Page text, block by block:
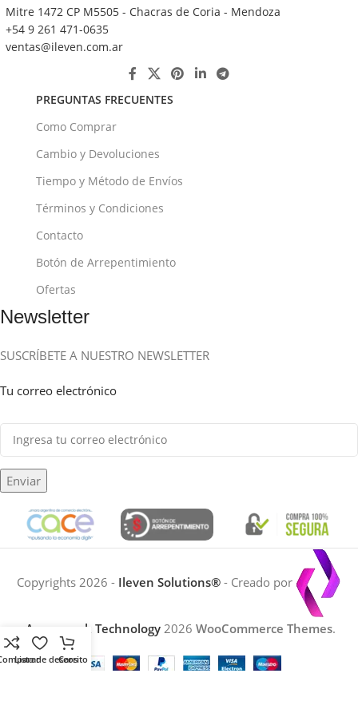
Mitre 1472 CP M5505 - Chacras de Coria - Mendoza
+54 9 261 471-0635
ventas@ileven.com.ar
PREGUNTAS FRECUENTES
Como Comprar
Cambio y Devoluciones
Tiempo y Método de Envíos
Términos y Condiciones
Contacto
Botón de Arrepentimiento
Ofertas
Newsletter
SUSCRÍBETE A NUESTRO NEWSLETTER
Tu correo electrónico
Enviar
Copyrights 2026 - Ileven Solutions®- Creado por
Accesswork Technology 2026 WooCommerce Themes.
Lista de deseos
Carrito